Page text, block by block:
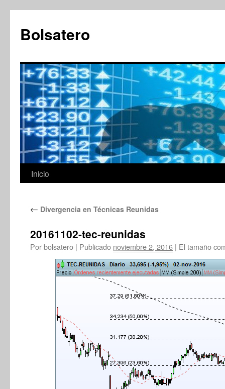
contenido
Bolsatero
Inicio
← Divergencia en Técnicas Reunidas
20161102-tec-reunidas
Porbolsatero | Publicado noviembre 2, 2016 | El tamaño